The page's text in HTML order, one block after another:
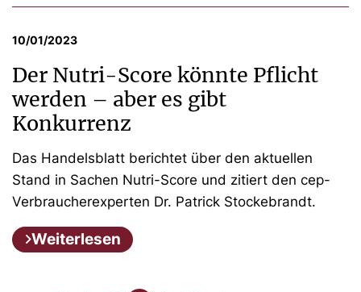
10/01/2023
Der Nutri-Score könnte Pflicht
werden – aber es gibt
Konkurrenz
Das Handelsblatt berichtet über den aktuellen
Stand in Sachen Nutri-Score und zitiert den cep-
Verbraucherexperten Dr. Patrick Stockebrandt.
Weiterlesen